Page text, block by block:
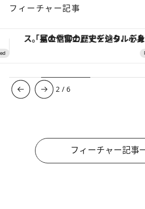
フィーチャー記事
「大事なのは地域の意識を変えること」。ロレックス賞受賞の自然
3 /6
フィーチャー記事